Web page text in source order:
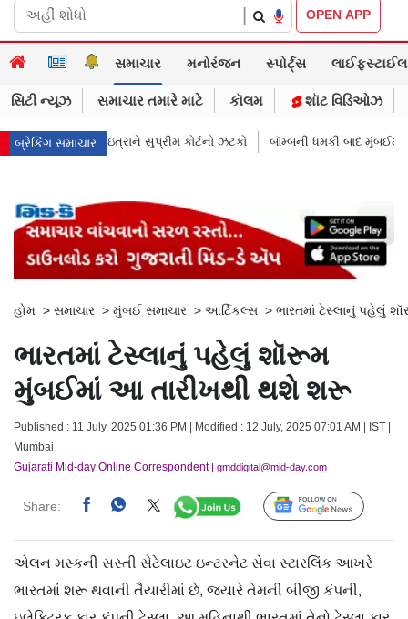
OPEN APP
સમાચાર મનોરંજન સ્પોર્ટ્સ લાઈફસ્ટાઈલ
સિટી ન્યૂઝ સમાચાર તમારે માટે કૉલમ શૉટ વિડિઓઝ
બ્રેકિંગ સમાચાર
ઝટકો બૉમ્બની ધમકી બાદ મુંબઈમાં હાઈ ઍલર્ટ: શહેરની સુરક્ષા વધારી
હોમ > સમાચાર > મુંબઈ સમાચાર > આર્ટિકલ્સ > ભારતમાં ટેસ્લાનું પહેલું
ભારતમાં ટેસ્લાનું પહેલું શૉરૂમ
મુંબઈમાં આ તારીખથી થશે શરૂ
Published : 11 July, 2025 01:36 PM | Modified : 12 July, 2025 07:01 AM | IST |
Mumbai
Gujarati Mid-day Online Correspondent| gmddigital@mid-day.com
Share: Follow Us
એલન મસ્કની સસ્તી સેટેલાઇટ ઇન્ટરનેટ સેવા સ્ટારલિંક આખરે
ભારતમાં શરૂ થવાની તૈયારીમાં છે, જ્યારે તેમની બીજી કંપની,